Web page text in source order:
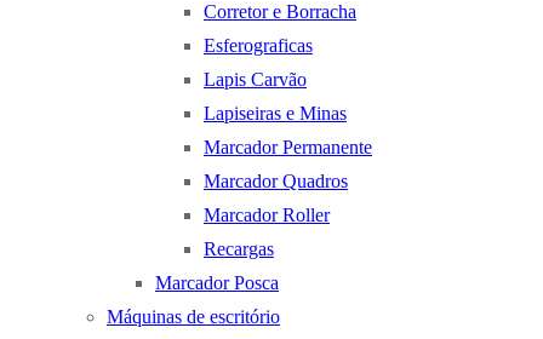
Corretor e Borracha
Esferograficas
Lapis Carvão
Lapiseiras e Minas
Marcador Permanente
Marcador Quadros
Marcador Roller
Recargas
Marcador Posca
Máquinas de escritório